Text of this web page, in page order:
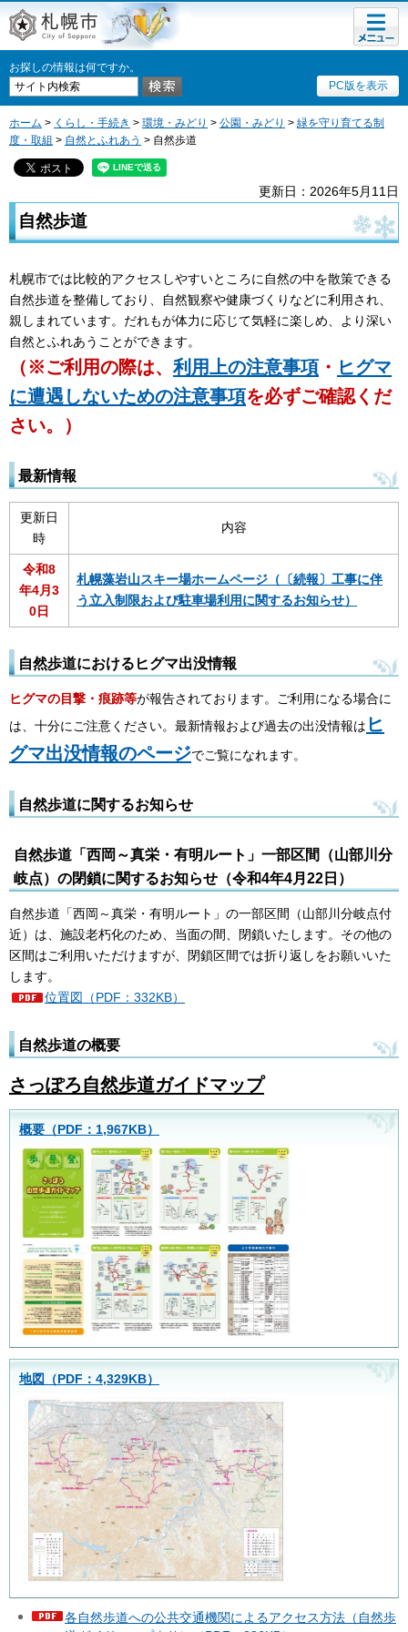
札幌市
お探しの情報は何ですか。
PC版を表示
メニュ
ー
ホーム > くらし・手続き > 環境・みどり > 公園・みどり > 緑を守り育てる制
度・取組 > 自然とふれあう > 自然歩道
更新日：2026年5月11日
自然歩道
札幌市では比較的アクセスしやすいところに自然の中を散策できる
自然歩道を整備しており、自然観察や健康づくりなどに利用され、
親しまれています。だれもが体力に応じて気軽に楽しめ、より深い
自然とふれあうことができます。
（※ご利用の際は、利用上の注意事項 ・ ヒグマ
に遭遇しないための注意事項を必ずご確認くだ
さい。）
最新情報
更新日
時
内容
令和8
年4月3
0日
札幌藻岩山スキー場ホームページ（〔続報〕工事に伴
う立入制限および駐車場利用に関するお知らせ）
自然歩道におけるヒグマ出没情報
ヒグマの目撃・痕跡等が報告されております。ご利用になる場合に
は、十分にご注意ください。最新情報および過去の出没情報は ヒ
グマ出没情報のページでご覧になれます。
自然歩道に関するお知らせ
自然歩道「西岡～真栄・有明ルート」一部区間（山部川分
岐点）の閉鎖に関するお知らせ（令和4年4月22日）
自然歩道「西岡～真栄・有明ルート」の一部区間（山部川分岐点付
近）は、施設老朽化のため、当面の間、閉鎖いたします。その他の
区間はご利用いただけますが、閉鎖区間では折り返しをお願いいた
します。
位置図（PDF：332KB）
自然歩道の概要
さっぽろ自然歩道ガイドマップ
概要（PDF：1,967KB）
地図（PDF：4,329KB）
各自然歩道への公共交通機関によるアクセス方法（自然歩